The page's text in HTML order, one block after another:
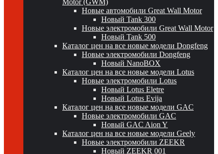
Motor (GWM)
Новые автомобили Great Wall Motor
Новый Tank 300
Новые электромобили Great Wall Motor
Новый Tank 500
Каталог цен на все новые модели Dongfeng
Новые электромобили Dongfeng
Новый NanoBOX
Каталог цен на все новые модели Lotus
Новые электромобили Lotus
Новый Lotus Eletre
Новый Lotus Evija
Каталог цен на все новые модели GAC
Новые электромобили GAC
Новый GAC Aion Y
Каталог цен на все новые модели Geely
Новые электромобили ZEEKR
Новый ZEEKR 001